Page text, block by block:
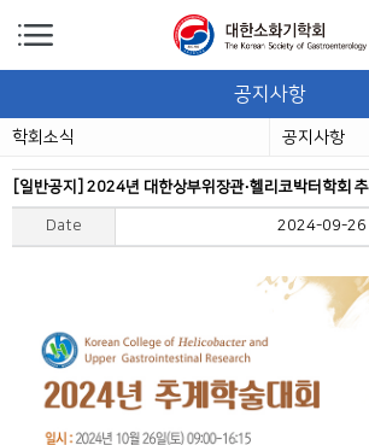
공지사항
학회소식 공지사항
[일반공지] 2024년 대한상부위장관∙헬리코박터학회
Date 2024-09-26